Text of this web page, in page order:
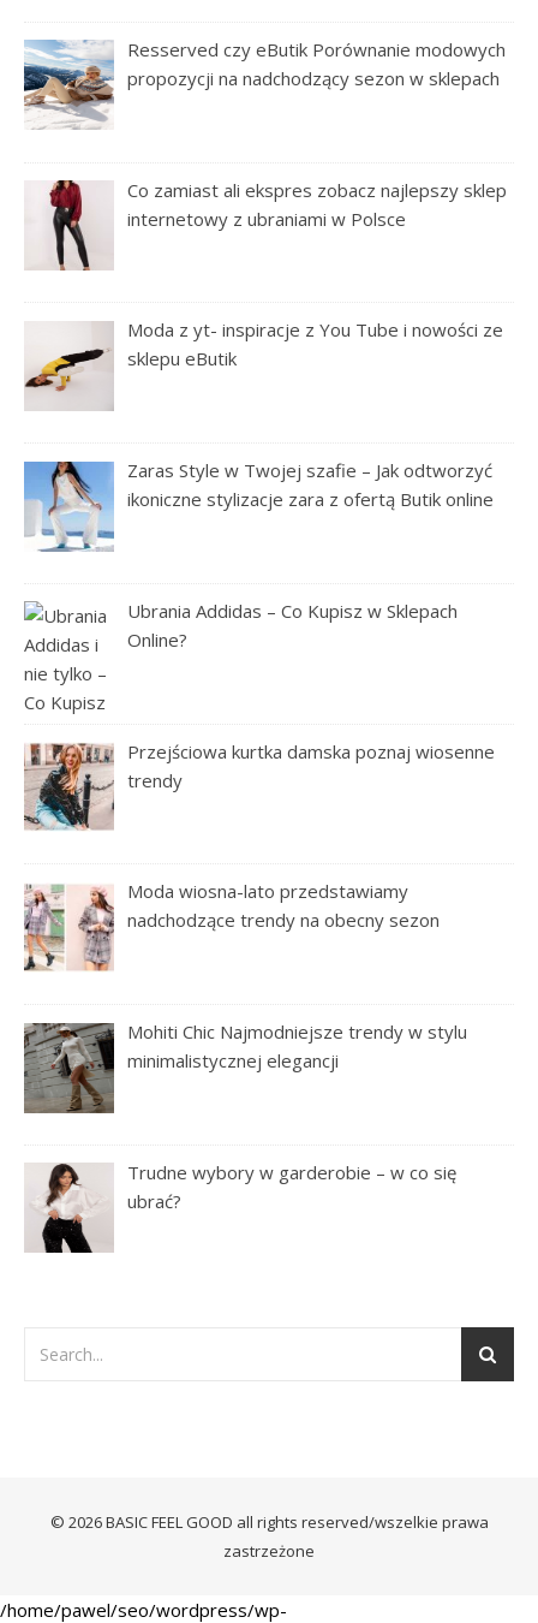
Resserved czy eButik Porównanie modowych
propozycji na nadchodzący sezon w sklepach
Co zamiast ali ekspres zobacz najlepszy sklep
internetowy z ubraniami w Polsce
Moda z yt- inspiracje z You Tube i nowości ze
sklepu eButik
Zaras Style w Twojej szafie – Jak odtworzyć
ikoniczne stylizacje zara z ofertą Butik online
Ubrania Addidas – Co Kupisz w Sklepach
Online?
Przejściowa kurtka damska poznaj wiosenne
trendy
Moda wiosna-lato przedstawiamy
nadchodzące trendy na obecny sezon
Mohiti Chic Najmodniejsze trendy w stylu
minimalistycznej elegancji
Trudne wybory w garderobie – w co się
ubrać?
© 2026 BASIC FEEL GOOD all rights reserved/wszelkie prawa
zastrzeżone
/home/pawel/seo/wordpress/wp-